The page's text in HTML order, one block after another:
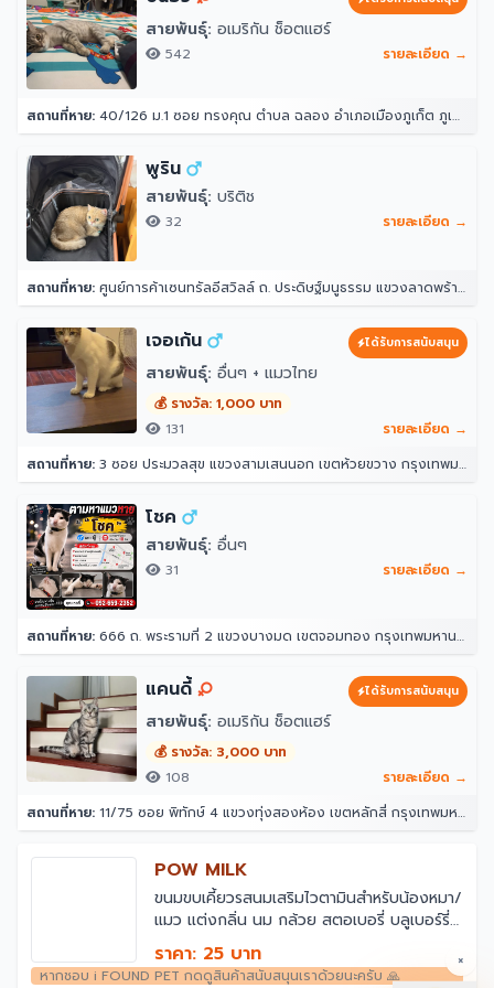
สายพันธุ์: อเมริกัน ช็อตแฮร์
542 รายละเอียด →
สถานที่หาย: 40/126 ม.1 ซอย ทรงคุณ ตำบล ฉลอง อำเภอเมืองภูเก็ต ภูเก็ต 83000
พูริน
สายพันธุ์: บริติช
32 รายละเอียด →
สถานที่หาย: ศูนย์การค้าเซนทรัลอีสวิลล์ ถ. ประดิษฐ์มนูธรรม แขวงลาดพร้าว ลาดพร้าว กรุงเทพมหานคร 10230
เจอเก้น ได้รับการสนับสนุน
สายพันธุ์: อื่นๆ + แมวไทย
💰 รางวัล: 1,000 บาท
131
รายละเอียด →
สถานที่หาย: 3 ซอย ประมวลสุข แขวงสามเสนนอก เขตห้วยขวาง กรุงเทพมหานคร 10320
โชค
สายพันธุ์: อื่นๆ
31 รายละเอียด →
สถานที่หาย: 666 ถ. พระรามที่ 2 แขวงบางมด เขตจอมทอง กรุงเทพมหานคร 10150
แคนดี้ ได้รับการสนับสนุน
สายพันธุ์: อเมริกัน ช็อตแฮร์
💰 รางวัล: 3,000 บาท
108
รายละเอียด →
สถานที่หาย: 11/75 ซอย พิทักษ์ 4 แขวงทุ่งสองห้อง เขตหลักสี่ กรุงเทพมหานคร 10210
POW MILK
ขนมขบเคี้ยวรสนมเสริมไวตามินสำหรับน้องหมา/
แมว แต่งกลิ่น นม กล้วย สตอเบอรี่ บลูเบอร์รี่
ผลไม้รวม ตับ และปลาแซลมอน
ราคา: 25 บาท
หากชอบ i FOUND PET กดดูสินค้าสนับสนุนเราด้วยนะครับ 🙏
×